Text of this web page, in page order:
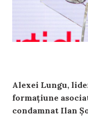
Alexei Lungu,
formațiune
condamnat Ilan